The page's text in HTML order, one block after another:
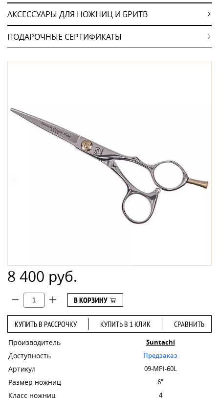
АКСЕССУАРЫ ДЛЯ НОЖНИЦ И БРИТВ
ПОДАРОЧНЫЕ СЕРТИФИКАТЫ
8 400 руб.
В КОРЗИНУ
КУПИТЬ В РАССРОЧКУ КУПИТЬ В 1 КЛИК СРАВНИТЬ
Производитель Suntachi
Доступность Предзаказ
Артикул 09-MPI-60L
Размер ножниц 6"
Класс ножниц 4